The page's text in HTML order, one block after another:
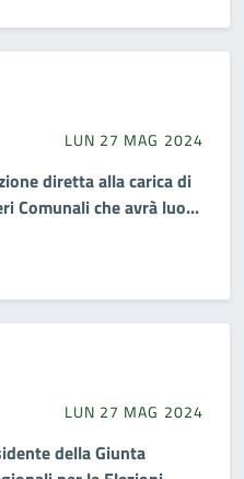
LUN 27 MAG 2024
diretta alla carica di
Comunali che avrà luo...
LUN 27 MAG 2024
della Giunta